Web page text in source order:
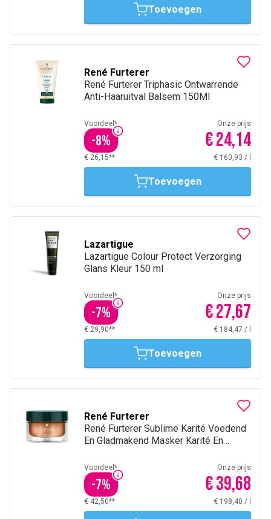
Toevoegen
René Furterer
René Furterer Triphasic Ontwarrende
Anti-Haaruitval Balsem 150Ml
Voordeel*
-8%
Onze prijs
€ 24,14
€ 26,15** € 160,93 /
Toevoegen
Lazartigue
Lazartigue Colour Protect Verzorging
Glans Kleur 150 ml
Voordeel*
-7%
Onze prijs
€ 27,67
€ 29,90** € 184,47 /
Toevoegen
René Furterer
René Furterer Sublime Karité Voedend
En Gladmakend Masker Karité En
Voordeel*
-7%
Onze prijs
€ 39,68
€ 42,50** € 198,40 /